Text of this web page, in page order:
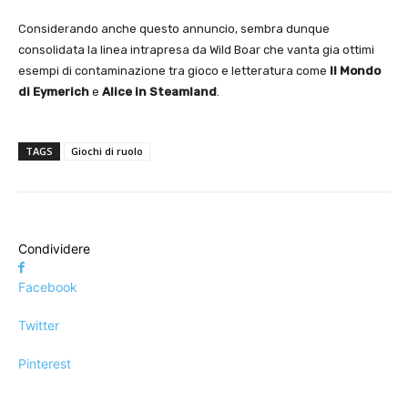
Considerando anche questo annuncio, sembra dunque
consolidata la linea intrapresa da Wild Boar che vanta gia ottimi
esempi di contaminazione tra gioco e letteratura come Il Mondo
di Eymerich e Alice in Steamland.
TAGS Giochi di ruolo
Condividere
Facebook
Twitter
Pinterest